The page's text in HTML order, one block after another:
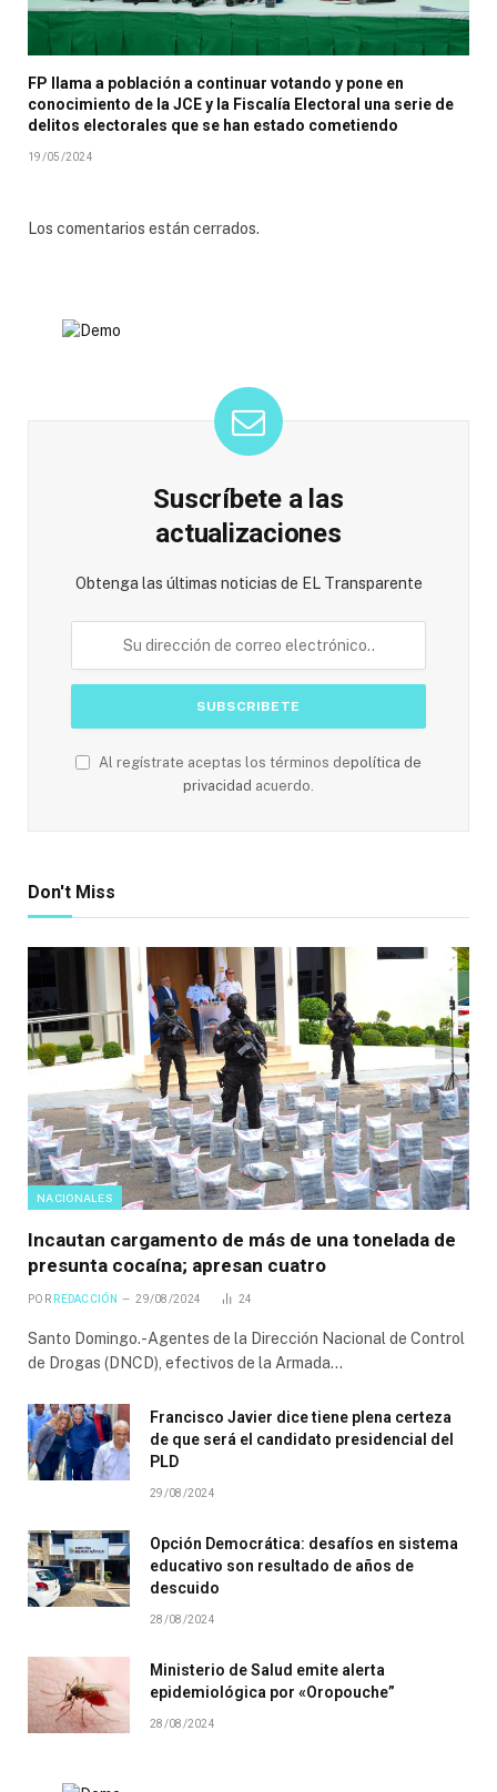
FP llama a población a continuar votando y pone en
conocimiento de la JCE y la Fiscalía Electoral una serie de
delitos electorales que se han estado cometiendo
19/05/2024
Los comentarios están cerrados.
Suscríbete a las
actualizaciones
Obtenga las últimas noticias de EL Transparente
Al regístrate aceptas los términos depolítica de
privacidad acuerdo.
Don't Miss
NACIONALES
Incautan cargamento de más de una tonelada de
presunta cocaína; apresan cuatro
POR REDACCIÓN 29/08/2024 24
Santo Domingo.-Agentes de la Dirección Nacional de Control
de Drogas (DNCD), efectivos de la Armada…
Francisco Javier dice tiene plena certeza
de que será el candidato presidencial del
PLD
29/08/2024
Opción Democrática: desafíos en sistema
educativo son resultado de años de
descuido
28/08/2024
Ministerio de Salud emite alerta
epidemiológica por «Oropouche”
28/08/2024